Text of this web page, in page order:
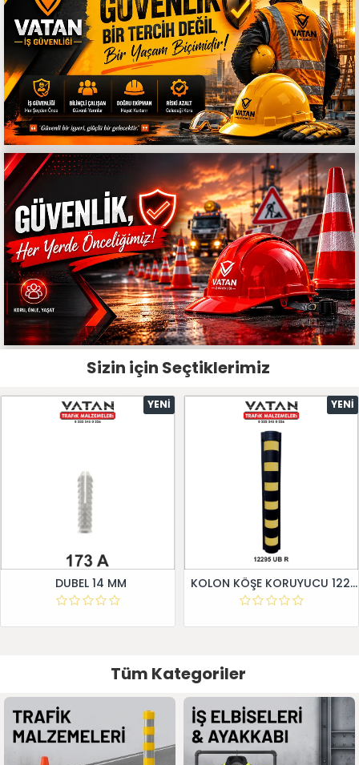
Sizin için Seçtiklerimiz
YENI
DUBEL 14 MM
YENI
KOLON KÖŞE KORUYUCU 12295 UB R
Tüm Kategoriler